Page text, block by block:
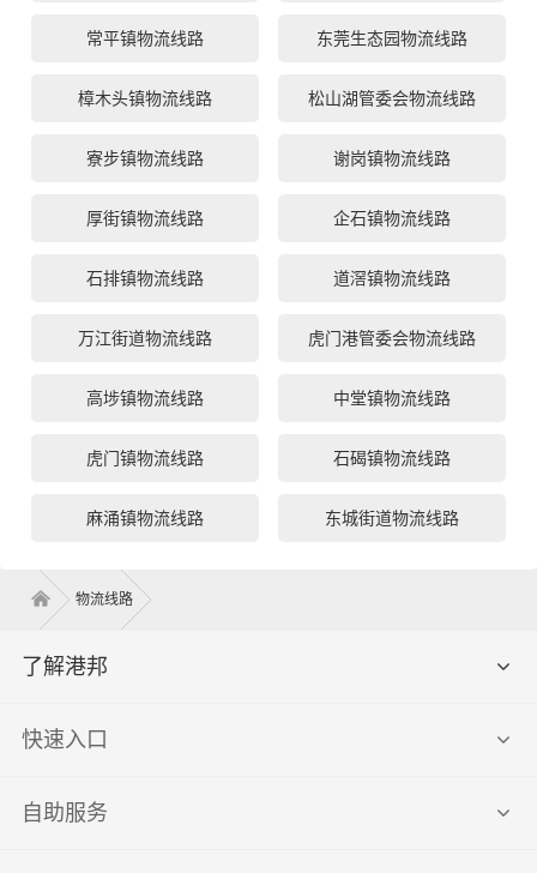
常平镇物流线路 东莞生态园物流线路
樟木头镇物流线路 松山湖管委会物流线路
寮步镇物流线路 谢岗镇物流线路
厚街镇物流线路 企石镇物流线路
石排镇物流线路 道滘镇物流线路
万江街道物流线路 虎门港管委会物流线路
高埗镇物流线路 中堂镇物流线路
虎门镇物流线路 石碣镇物流线路
麻涌镇物流线路 东城街道物流线路
物流线路
了解港邦
快速入口
自助服务